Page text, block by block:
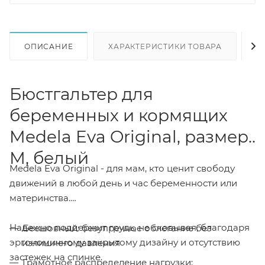
ОПИСАНИЕ ХАРАКТЕРИСТИКИ ТОВАРА
Бюстгальтер для
беременных и кормящих
Medela Eva Original, размер
М, белый
Medela Eva Original - для мам, кто ценит свободу
движений в любой день и час беременности или
материнства.
Надежно поддержит грудь, не сковывая, благодаря
эргономичному закрытому дизайну и отсутствию
застежек на спинке.
Бесшовный: безупречное облегание без
излишнего давления
Грамотное распределение нагрузки: